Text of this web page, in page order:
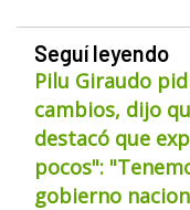
Seguí leyendo
Pilu Giraudo
cambios, dijo
destacó que
pocos":
gobierno